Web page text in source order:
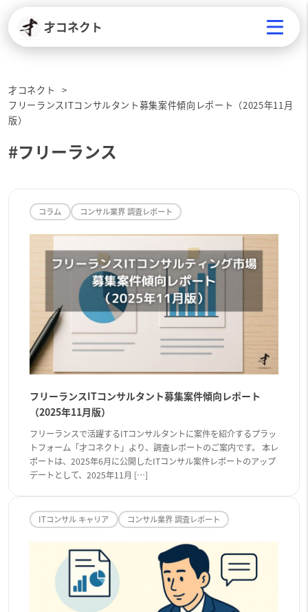
才コネクト
才コネクト
フリーランスITコンサルタント募集案件傾向レポート（2025年11月
版）
#フリーランス
コラム コンサル業界 調査レポート
フリーランスITコンサルタント募集案件傾向レポート
（2025年11月版）
フリーランスで活躍するITコンサルタントに案件を紹介するプラッ
トフォーム「才コネクト」より、調査レポートのご案内です。 本レ
ポートは、2025年6月に公開したITコンサル案件レポートのアップ
デートとして、2025年11月 […]
ITコンサル キャリア コンサル業界 調査レポート